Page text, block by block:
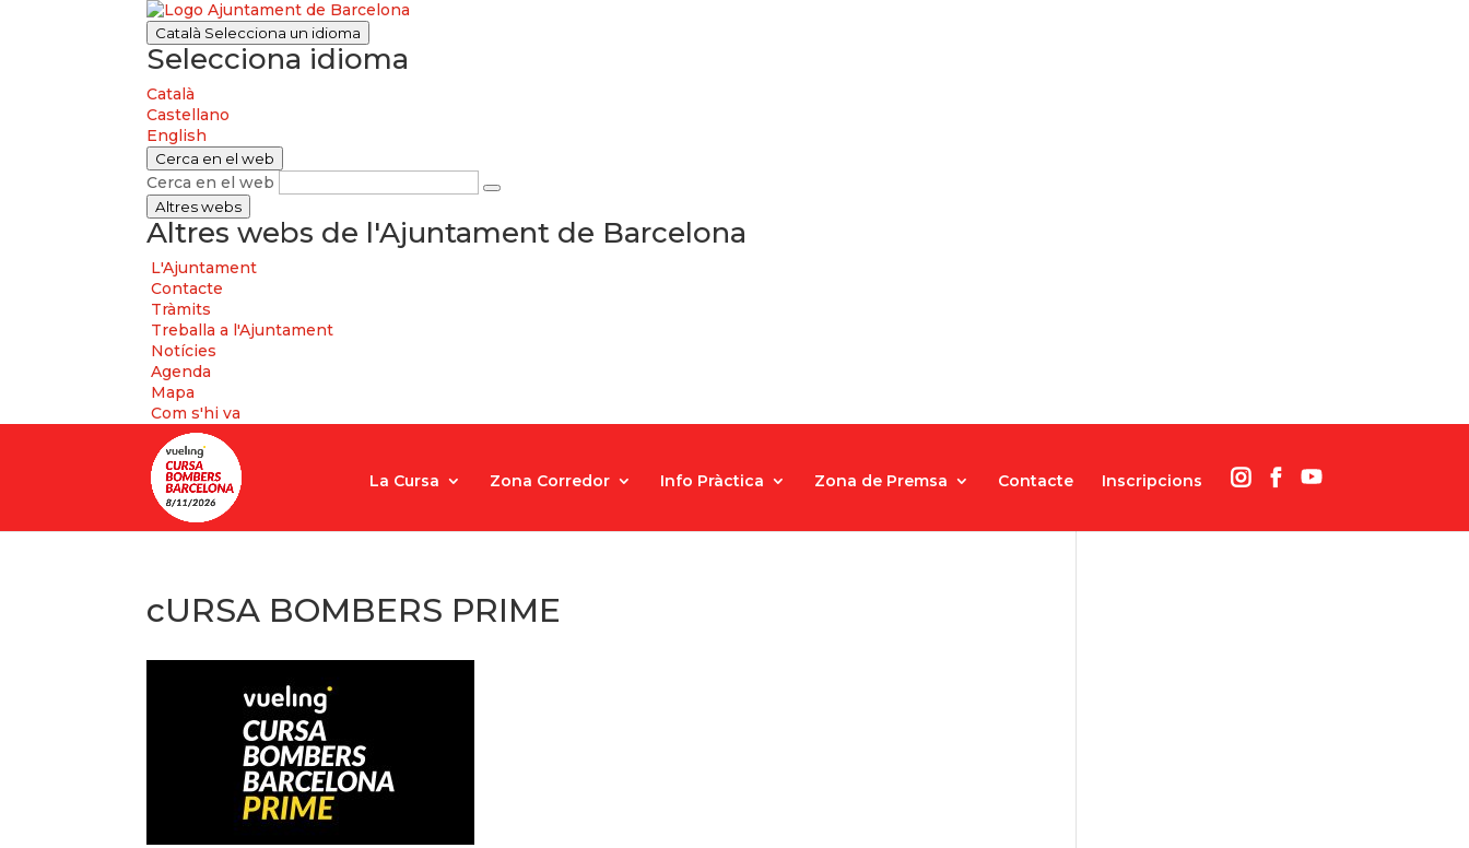
Català Selecciona un idioma
Selecciona idioma
Català
Castellano
English
Cerca en el web
Cerca en el web
Altres webs
Altres webs de l'Ajuntament de Barcelona
L'Ajuntament
Contacte
Tràmits
Treballa a l'Ajuntament
Notícies
Agenda
Mapa
Com s'hi va
La Cursa Zona Corredor Info Pràctica Zona de Premsa Contacte Inscripcions
cURSA BOMBERS PRIME